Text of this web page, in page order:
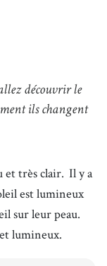
découvrir le
ils changent
et très clair. Il y a
est lumineux
sur leur peau.
lumineux.